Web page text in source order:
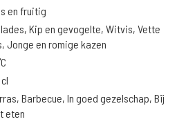
en fruitig
Kip en gevogelte, Witvis, Vette
Jonge en romige kazen
Barbecue, In goed gezelschap, Bij
eten